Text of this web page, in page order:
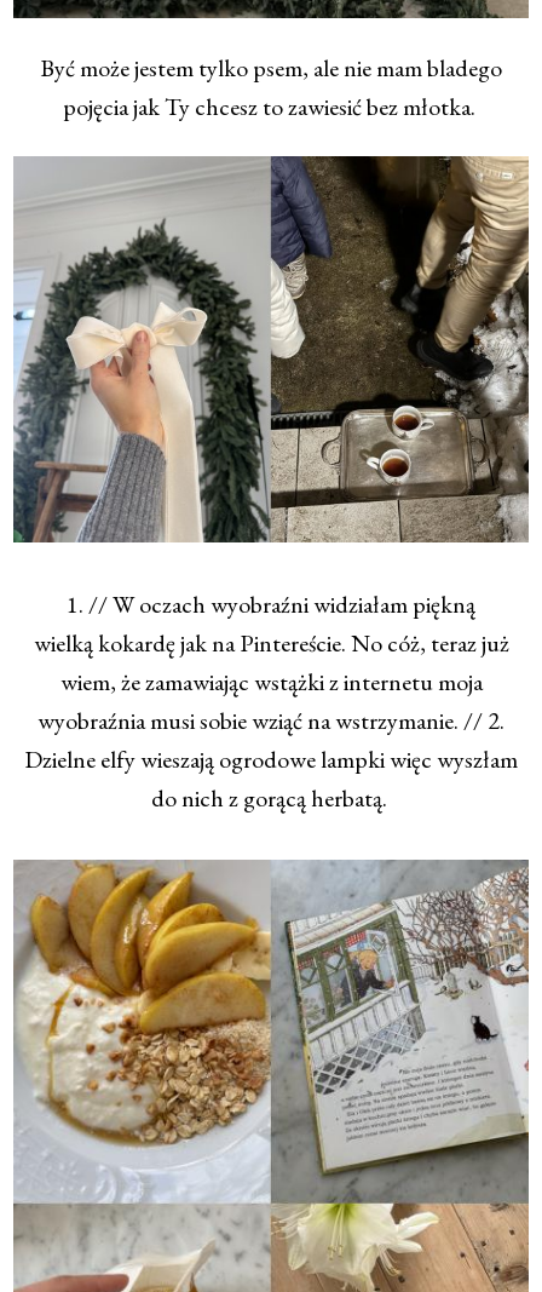
Być może jestem tylko psem, ale nie mam bladego
pojęcia jak Ty chcesz to zawiesić bez młotka.
1. // W oczach wyobraźni widziałam piękną
wielką kokardę jak na Pintereście. No cóż, teraz już
wiem, że zamawiając wstążki z internetu moja
wyobraźnia musi sobie wziąć na wstrzymanie. // 2.
Dzielne elfy wieszają ogrodowe lampki więc wyszłam
do nich z gorącą herbatą.